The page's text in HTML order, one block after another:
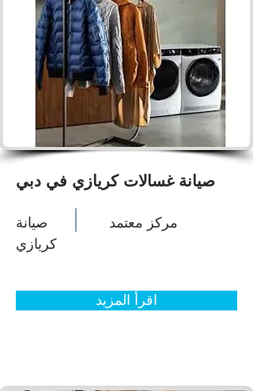
صيانة غسالات كريازي في دبي
صيانة
كريازي
مركز معتمد
اقرأ المزيد